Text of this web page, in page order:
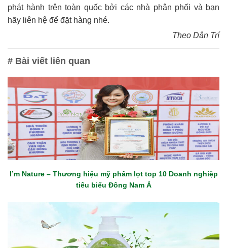
phát hành trên toàn quốc bởi các nhà phân phối và bạn
hãy liên hệ để đặt hàng nhé.
Theo Dân Trí
# Bài viết liên quan
I’m Nature – Thương hiệu mỹ phẩm lọt top 10 Doanh nghiệp
tiêu biểu Đông Nam Á